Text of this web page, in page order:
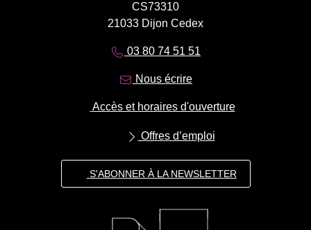
CS73310
21033 Dijon Cedex
03 80 74 51 51
Nous écrire
Accès et horaires d'ouverture
Offres d’emploi
S'ABONNER À LA NEWSLETTER